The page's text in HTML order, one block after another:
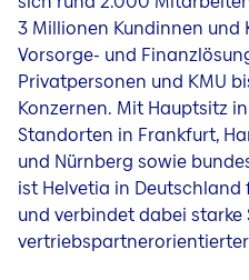
3 Millionen Kundinnen und
Vorsorge- und
Privatpersonen und KMU
Konzernen. Mit Hauptsitz
Standorten in Frankfurt,
und Nürnberg sowie
ist Helvetia in
und verbindet dabei starke